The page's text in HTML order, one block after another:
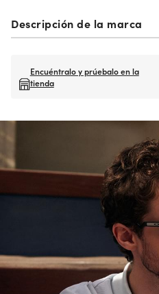
Descripción de la marca
Encuéntralo y prúebalo en la
tienda